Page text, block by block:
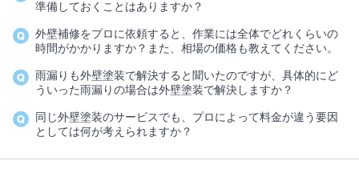
準備しておくことはありますか？
外壁補修をプロに依頼すると、作業には全体でどれくらいの
時間がかかりますか？また、相場の価格も教えてください。
雨漏りも外壁塗装で解決すると聞いたのですが、具体的にど
ういった雨漏りの場合は外壁塗装で解決しますか？
同じ外壁塗装のサービスでも、プロによって料金が違う要因
としては何が考えられますか？